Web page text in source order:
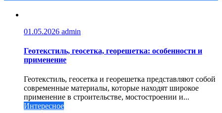
01.05.2026 admin
Геотекстиль, геосетка, георешетка: особенности и
применение
Геотекстиль, геосетка и георешетка представляют собой
современные материалы, которые находят широкое
применение в строительстве, мостостроении и...
Интересное